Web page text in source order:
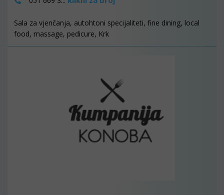
Sala za vjenčanja, autohtoni specijaliteti, fine dining, local
food, massage, pedicure, Krk